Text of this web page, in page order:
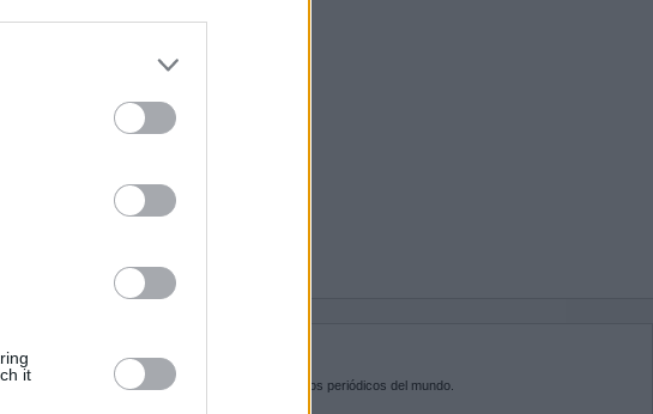
it
Kiosko.net es la puerta de entrada a los periódicos del mundo.